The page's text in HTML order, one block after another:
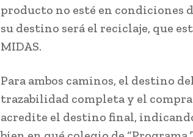
producto no esté en condiciones
su destino será el reciclaje, que
MIDAS.
Para ambos caminos, el destino
trazabilidad completa y el
acredite el destino final,